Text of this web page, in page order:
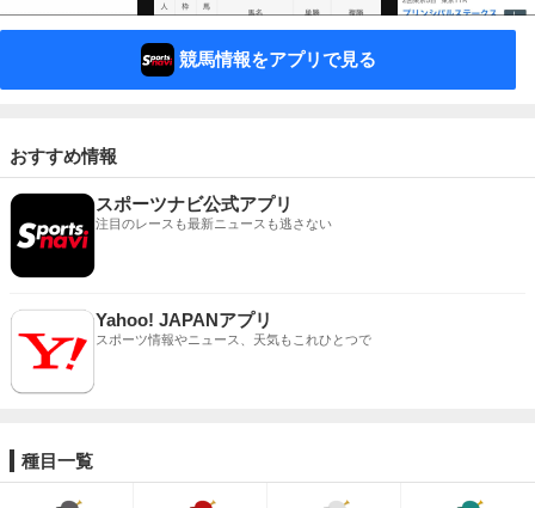
競馬情報をアプリで見る
おすすめ情報
スポーツナビ公式アプリ
注目のレースも最新ニュースも逃さない
Yahoo! JAPANアプリ
スポーツ情報やニュース、天気もこれひとつで
種目一覧